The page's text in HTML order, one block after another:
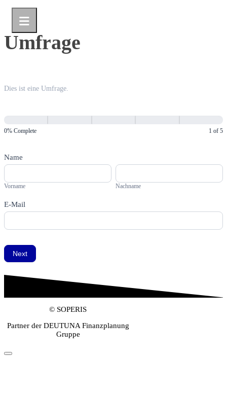
Umfrage
Dies ist eine Umfrage.
0% Complete 1 of 5
Name
Vorname
Vorname
Nachname
Nachname
E-Mail
Next
© SOPERIS
Partner der DEUTUNA Finanzplanung
Gruppe